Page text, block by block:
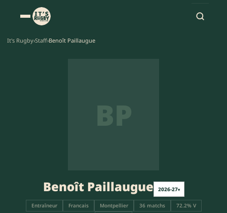
It's Rugby›Staff›Benoît Paillaugue
BP
Benoît Paillaugue 2026-27▾
Entraîneur Francais Montpellier 36 matchs
72.2% V